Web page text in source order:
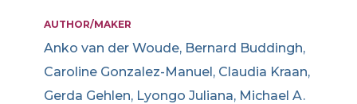
AUTHOR/MAKER
Anko van der Woude, Bernard Buddingh,
Caroline Gonzalez-Manuel, Claudia Kraan,
Gerda Gehlen, Lyongo Juliana, Michael A.